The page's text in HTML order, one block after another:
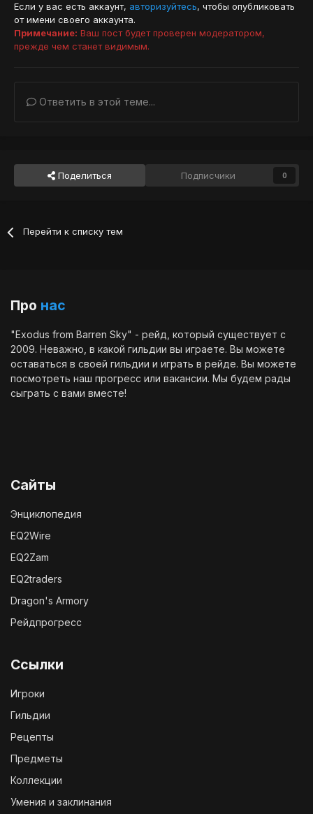
Если у вас есть аккаунт, авторизуйтесь, чтобы опубликовать
от имени своего аккаунта.
Примечание: Ваш пост будет проверен модератором,
прежде чем станет видимым.
Ответить в этой теме...
Поделиться Подписчики 0
Перейти к списку тем
Про нас
"Exodus from Barren Sky" - рейд, который существует с
2009. Неважно, в какой гильдии вы играете. Вы можете
оставаться в своей гильдии и играть в рейде. Вы можете
посмотреть наш прогресс или вакансии. Мы будем рады
сыграть с вами вместе!
Сайты
Энциклопедия
EQ2Wire
EQ2Zam
EQ2traders
Dragon's Armory
Рейдпрогресс
Ссылки
Игроки
Гильдии
Рецепты
Предметы
Коллекции
Умения и заклинания